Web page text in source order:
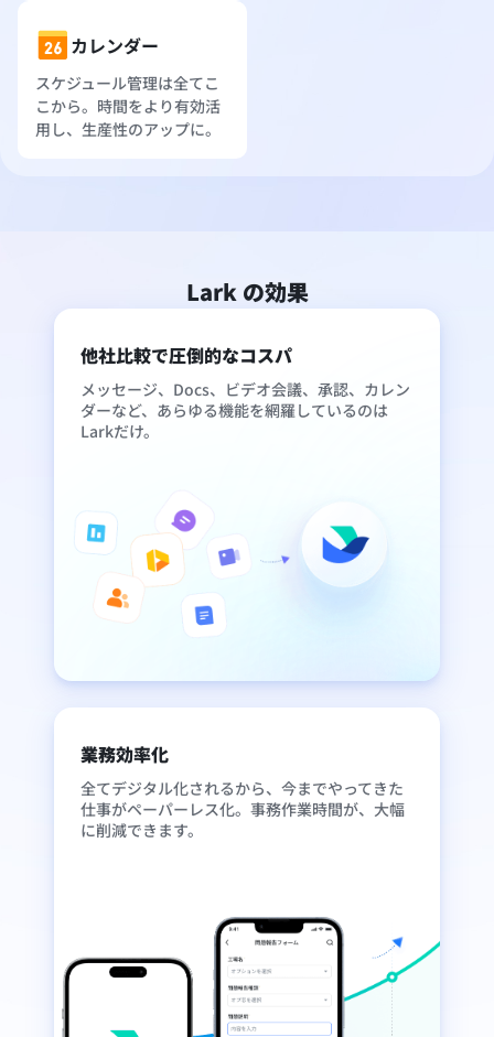
カレンダー
スケジュール管理は全てこ
こから。時間をより有効活
用し、生産性のアップに。
Lark の効果
他社比較で圧倒的なコスパ
メッセージ、Docs、ビデオ会議、承認、カレン
ダーなど、あらゆる機能を網羅しているのは
Larkだけ。
業務効率化
全てデジタル化されるから、今までやってきた
仕事がペーパーレス化。事務作業時間が、大幅
に削減できます。